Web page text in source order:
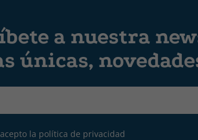
a nuestra
únicas,
la política de privacidad